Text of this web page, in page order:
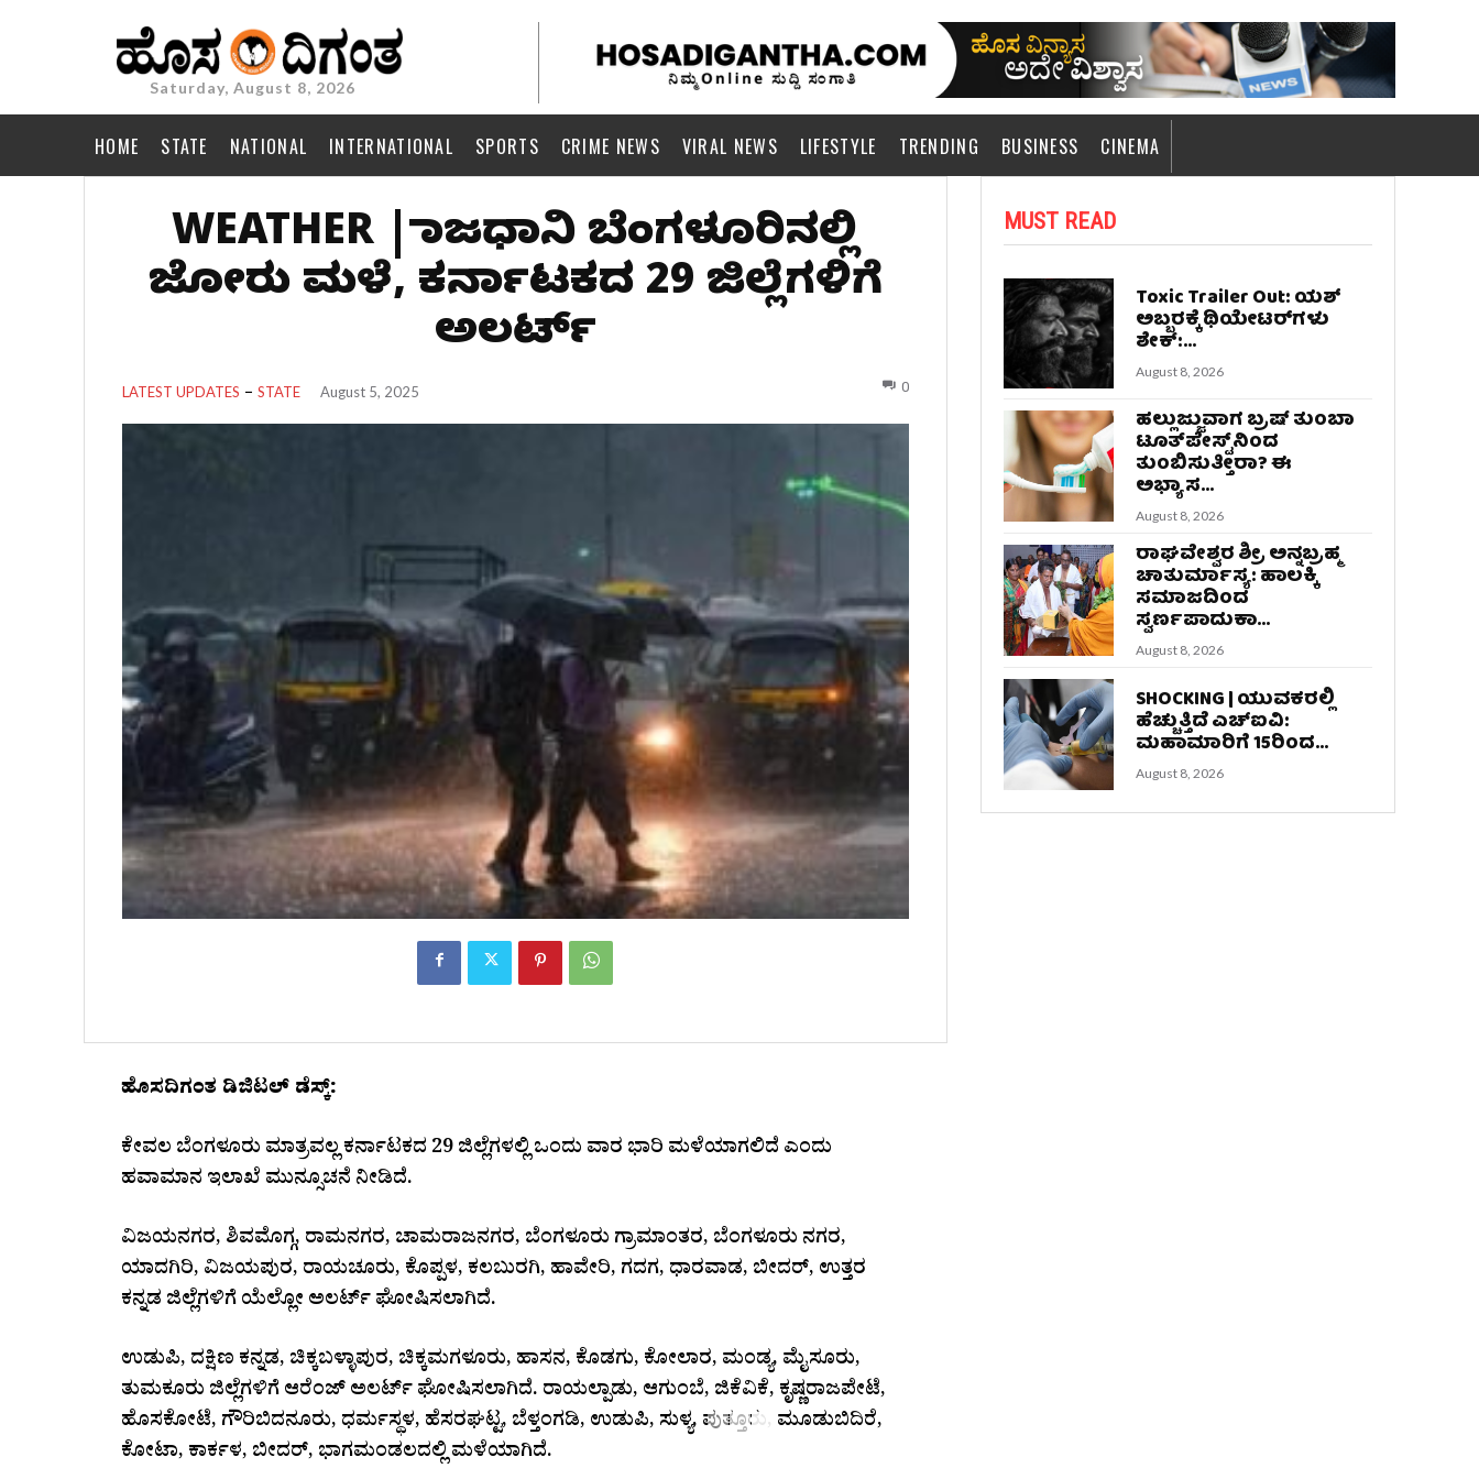
Saturday, August 8, 2026
HOME STATE NATIONAL INTERNATIONAL SPORTS CRIME NEWS VIRAL NEWS LIFESTYLE TRENDING BUSINESS CINEMA
WEATHER | ರಾಜಧಾನಿ ಬೆಂಗಳೂರಿನಲ್ಲಿ
ಜೋರು ಮಳೆ, ಕರ್ನಾಟಕದ 29 ಜಿಲ್ಲೆಗಳಿಗೆ
ಅಲರ್ಟ್​
LATEST UPDATES STATE August 5, 2025 0
ಹೊಸದಿಗಂತ ಡಿಜಿಟಲ್‌ ಡೆಸ್ಕ್‌:
ಕೇವಲ ಬೆಂಗಳೂರು ಮಾತ್ರವಲ್ಲ ಕರ್ನಾಟಕದ 29 ಜಿಲ್ಲೆಗಳಲ್ಲಿ ಒಂದು ವಾರ ಭಾರಿ ಮಳೆಯಾಗಲಿದೆ ಎಂದು
ಹವಾಮಾನ ಇಲಾಖೆ ಮುನ್ಸೂಚನೆ ನೀಡಿದೆ.
ವಿಜಯನಗರ, ಶಿವಮೊಗ್ಗ, ರಾಮನಗರ, ಚಾಮರಾಜನಗರ, ಬೆಂಗಳೂರು ಗ್ರಾಮಾಂತರ, ಬೆಂಗಳೂರು ನಗರ,
ಯಾದಗಿರಿ, ವಿಜಯಪುರ, ರಾಯಚೂರು, ಕೊಪ್ಪಳ, ಕಲಬುರಗಿ, ಹಾವೇರಿ, ಗದಗ, ಧಾರವಾಡ, ಬೀದರ್, ಉತ್ತರ
ಕನ್ನಡ ಜಿಲ್ಲೆಗಳಿಗೆ ಯೆಲ್ಲೋ ಅಲರ್ಟ್​ ಘೋಷಿಸಲಾಗಿದೆ.
ಉಡುಪಿ, ದಕ್ಷಿಣ ಕನ್ನಡ, ಚಿಕ್ಕಬಳ್ಳಾಪುರ, ಚಿಕ್ಕಮಗಳೂರು, ಹಾಸನ, ಕೊಡಗು, ಕೋಲಾರ, ಮಂಡ್ಯ, ಮೈಸೂರು,
ತುಮಕೂರು ಜಿಲ್ಲೆಗಳಿಗೆ ಆರೆಂಜ್ ಅಲರ್ಟ್​ ಘೋಷಿಸಲಾಗಿದೆ. ರಾಯಲ್ಪಾಡು, ಆಗುಂಬೆ, ಜಿಕೆವಿಕೆ, ಕೃಷ್ಣರಾಜಪೇಟೆ,
ಹೊಸಕೋಟೆ, ಗೌರಿಬಿದನೂರು, ಧರ್ಮಸ್ಥಳ, ಹೆಸರಘಟ್ಟ, ಬೆಳ್ತಂಗಡಿ, ಉಡುಪಿ, ಸುಳ್ಯ, ಪುತ್ತೂರು, ಮೂಡುಬಿದಿರೆ,
ಕೋಟಾ, ಕಾರ್ಕಳ, ಬೀದರ್, ಭಾಗಮಂಡಲದಲ್ಲಿ ಮಳೆಯಾಗಿದೆ.
MUST READ
Toxic Trailer Out: ಯಶ್‌
ಅಬ್ಬರಕ್ಕೆ ಥಿಯೇಟರ್‌ಗಳು
ಶೇಕ್‌:...
August 8, 2026
ಹಲ್ಲುಜ್ಜುವಾಗ ಬ್ರಷ್‌ ತುಂಬಾ
ಟೂತ್‌ಪೇಸ್ಟ್‌ನಿಂದ
ತುಂಬಿಸುತ್ತೀರಾ? ಈ
ಅಭ್ಯಾಸ...
August 8, 2026
ರಾಘವೇಶ್ವರ ಶ್ರೀ ಅನ್ನಬ್ರಹ್ಮ
ಚಾತುರ್ಮಾಸ್ಯ: ಹಾಲಕ್ಕಿ
ಸಮಾಜದಿಂದ
ಸ್ವರ್ಣಪಾದುಕಾ...
August 8, 2026
SHOCKING | ಯುವಕರಲ್ಲಿ
ಹೆಚ್ಚುತ್ತಿದೆ ಎಚ್‌ಐವಿ:
ಮಹಾಮಾರಿಗೆ 15ರಿಂದ...
August 8, 2026